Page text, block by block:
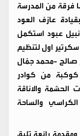
فرقة من المدرسة
عازف العود
عبود استكمل
سكرتير اول لتنظيم
صالح -محمد جمّال
من كوادر
الحشمة والاناقة
والساحة
رائعة تليق